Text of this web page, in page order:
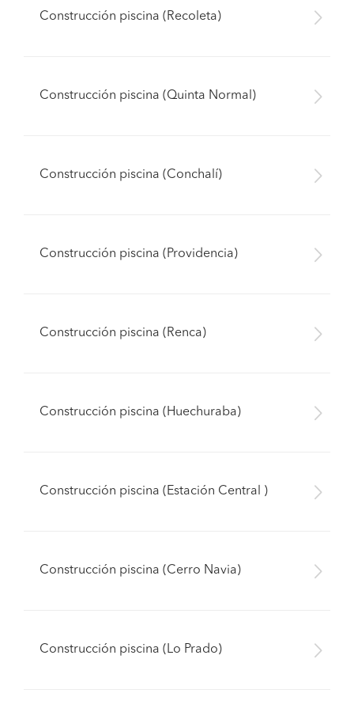
Construcción piscina (Recoleta)
Construcción piscina (Quinta Normal)
Construcción piscina (Conchalí)
Construcción piscina (Providencia)
Construcción piscina (Renca)
Construcción piscina (Huechuraba)
Construcción piscina (Estación Central )
Construcción piscina (Cerro Navia)
Construcción piscina (Lo Prado)